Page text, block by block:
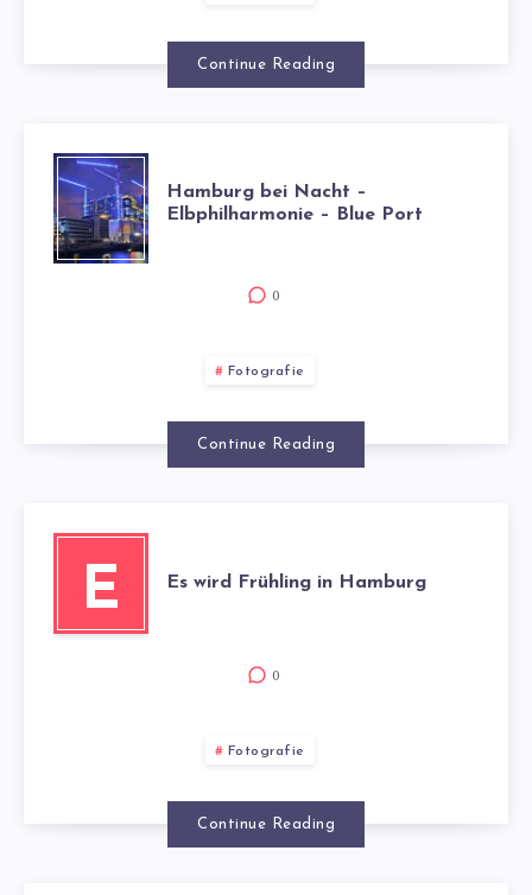
Continue Reading
HAMBURG
BEI
NACHT
BLUE
PORT
Hamburg bei Nacht –
Elbphilharmonie – Blue Port
0
Fotografie
Continue Reading
E Es wird Frühling in Hamburg
0
Fotografie
Continue Reading